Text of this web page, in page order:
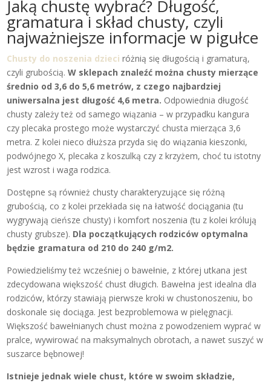
Jaką chustę wybrać? Długość,
gramatura i skład chusty, czyli
najważniejsze informacje w pigułce
Chusty do noszenia dzieci różnią się długością i gramaturą,
czyli grubością.W sklepach znaleźć można chusty mierzące
średnio od 3,6 do 5,6 metrów, z czego najbardziej
uniwersalna jest długość 4,6 metra. Odpowiednia długość
chusty zależy też od samego wiązania – w przypadku kangura
czy plecaka prostego może wystarczyć chusta mierząca 3,6
metra. Z kolei nieco dłuższa przyda się do wiązania kieszonki,
podwójnego X, plecaka z koszulką czy z krzyżem, choć tu istotny
jest wzrost i waga rodzica.
Dostępne są również chusty charakteryzujące się różną
grubością, co z kolei przekłada się na łatwość dociągania (tu
wygrywają cieńsze chusty) i komfort noszenia (tu z kolei królują
chusty grubsze). Dla początkujących rodziców optymalna
będzie gramatura od 210 do 240 g/m2.
Powiedzieliśmy też wcześniej o bawełnie, z której utkana jest
zdecydowana większość chust długich. Bawełna jest idealna dla
rodziców, którzy stawiają pierwsze kroki w chustonoszeniu, bo
doskonale się dociąga. Jest bezproblemowa w pielęgnacji.
Większość bawełnianych chust można z powodzeniem wyprać w
pralce, wywirować na maksymalnych obrotach, a nawet suszyć w
suszarce bębnowej!
Istnieje jednak wiele chust, które w swoim składzie,